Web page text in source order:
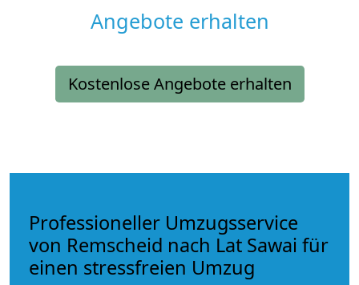
Angebote erhalten
Kostenlose Angebote erhalten
Professioneller Umzugsservice
von Remscheid nach Lat Sawai für
einen stressfreien Umzug